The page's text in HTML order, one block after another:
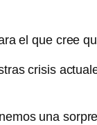
el que cree
crisis
una